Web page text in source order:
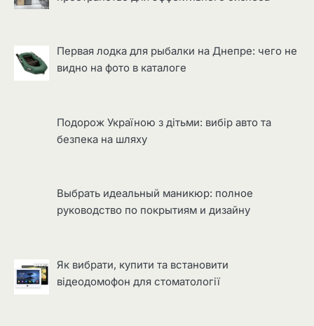
Первая лодка для рыбалки на Днепре: чего не
видно на фото в каталоге
Подорож Україною з дітьми: вибір авто та
безпека на шляху
Выбрать идеальный маникюр: полное
руководство по покрытиям и дизайну
Як вибрати, купити та встановити
відеодомофон для стоматології